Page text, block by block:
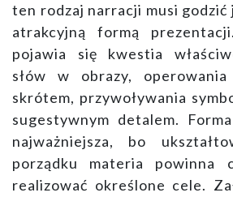
ten rodzaj narracji musi godzić
atrakcyjną formą
pojawia się kwestia
słów w obrazy, operowania
skrótem, przywoływania
sugestywnym detalem.
najważniejsza, bo
porządku materia powinna
realizować określone cele.